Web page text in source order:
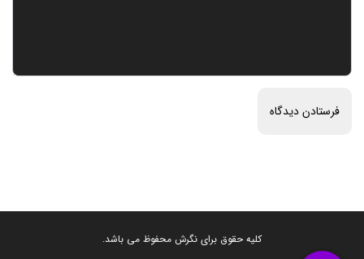
کلیه حقوق برای نگرش محفوظ می باشد.